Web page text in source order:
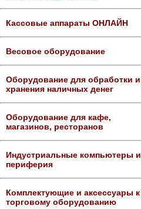
Кассовые аппараты ОНЛАЙН
Весовое оборудование
Оборудование для обработки и
хранения наличных денег
Оборудование для кафе,
магазинов, ресторанов
Индустриальные компьютеры и
периферия
Комплектующие и аксессуары к
торговому оборудованию